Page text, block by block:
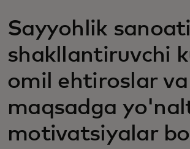
Sayyohlik
shakllantiruvchi
omil ehtiroslar va
maqsadga
motivatsiyalar